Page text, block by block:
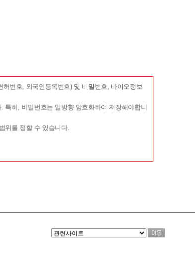
에서 요구하는 신청 양식에 개인의 신상정
하여 다시 알림톡전송신청을 해야 합니다.
에는 사이트에 공시하거나 신청인에게 이를
또는 기술상의 이유로 서비스가 일시 중
일시 중지될 수 있습니다. 이러한 경우 전
할 수 있습니다. 이 경우 그 내용을 사전에
번호, 외국인등록번호) 및 비밀번호, 바이오정보
특히, 비밀번호는 일방향 암호화하여 저장해야합니
위를 정할 수 있습니다.